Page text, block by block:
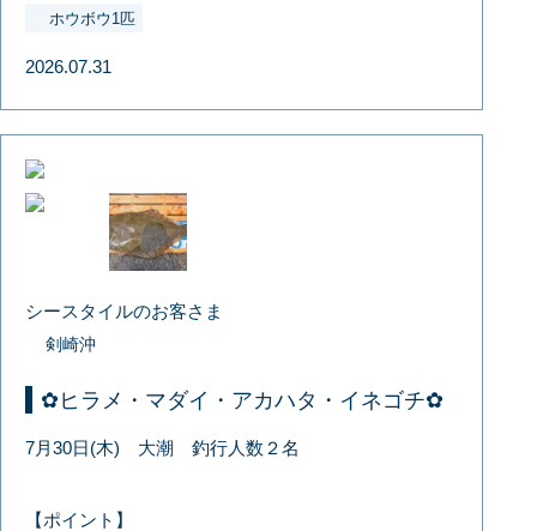
ホウボウ1匹
2026.07.31
シースタイルのお客さま
剣崎沖
✿ヒラメ・マダイ・アカハタ・イネゴチ✿
7月30日(木) 大潮 釣行人数２名
【ポイント】